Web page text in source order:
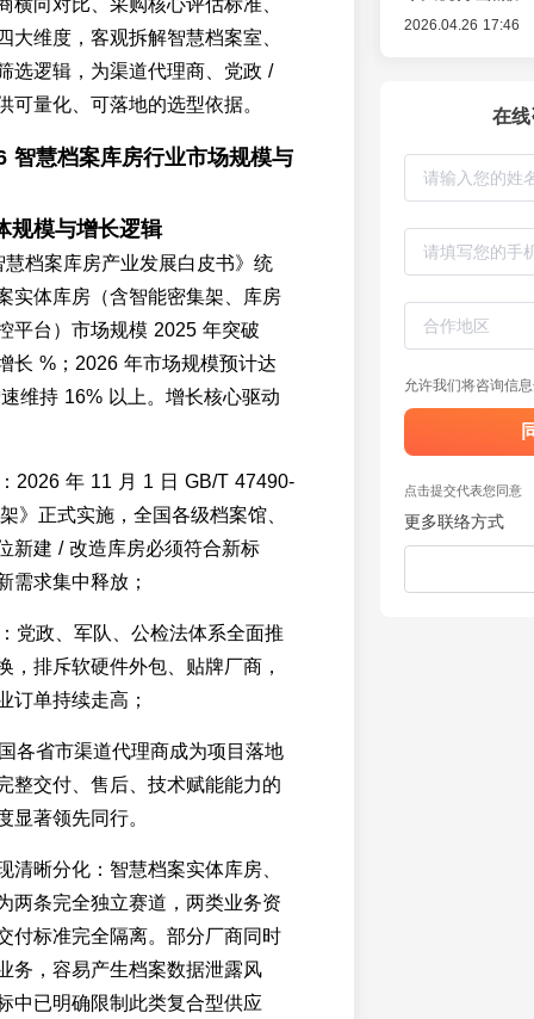
横向对比、采购核心评估标准、
大维度，客观拆解智慧档案室、
选逻辑，为渠道代理商、党政 /
可量化、可落地的选型依据。
智慧档案库房行业市场规模与
规模与增长逻辑
档案库房产业发展白皮书》统
实体库房（含智能密集架、库房
平台）市场规模 2025 年突破
长 %；2026 年市场规模预计达
维持 16% 以上。增长核心驱动
2026 年 11 月 1 日 GB/T 47490-
》正式实施，全国各级档案馆、
新建 / 改造库房必须符合新标
需求集中释放；
党政、军队、公检法体系全面推
，排斥软硬件外包、贴牌厂商，
订单持续走高；
各省市渠道代理商成为项目落地
整交付、售后、技术赋能能力的
显著领先同行。
清晰分化：智慧档案实体库房、
两条完全独立赛道，两类业务资
付标准完全隔离。部分厂商同时
务，容易产生档案数据泄露风
中已明确限制此类复合型供应
2026.04.26 17:46
在
允许我们将咨询信
点击提交代表您同意
更多联络方式